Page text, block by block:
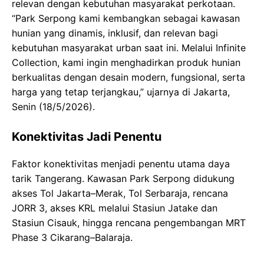
relevan dengan kebutuhan masyarakat perkotaan.
“Park Serpong kami kembangkan sebagai kawasan
hunian yang dinamis, inklusif, dan relevan bagi
kebutuhan masyarakat urban saat ini. Melalui Infinite
Collection, kami ingin menghadirkan produk hunian
berkualitas dengan desain modern, fungsional, serta
harga yang tetap terjangkau,” ujarnya di Jakarta,
Senin (18/5/2026).
Konektivitas Jadi Penentu
Faktor konektivitas menjadi penentu utama daya
tarik Tangerang. Kawasan Park Serpong didukung
akses Tol Jakarta–Merak, Tol Serbaraja, rencana
JORR 3, akses KRL melalui Stasiun Jatake dan
Stasiun Cisauk, hingga rencana pengembangan MRT
Phase 3 Cikarang–Balaraja.